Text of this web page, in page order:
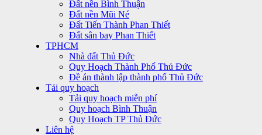
Đất nền Bình Thuận
Đất nền Mũi Né
Đất Tiến Thành Phan Thiết
Đất sân bay Phan Thiết
TPHCM
Nhà đất Thủ Đức
Quy Hoạch Thành Phố Thủ Đức
Đề án thành lập thành phố Thủ Đức
Tải quy hoạch
Tải quy hoạch miễn phí
Quy hoạch Bình Thuận
Quy Hoạch TP Thủ Đức
Liên hệ